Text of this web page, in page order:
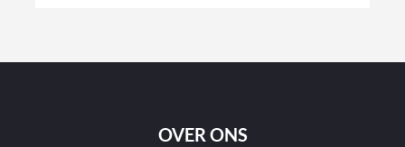
OVER ONS